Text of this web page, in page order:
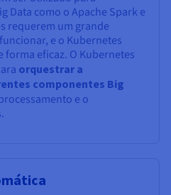
Data como o Apache Spark e
requerem um grande
e o Kubernetes
eficaz. O Kubernetes
orquestrar a
componentes Big
e o